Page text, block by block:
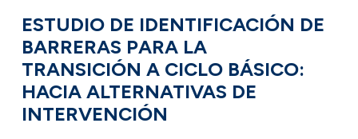
ESTUDIO DE IDENTIFICACIÓN DE
BARRERAS PARA LA
TRANSICIÓN A CICLO BÁSICO:
HACIA ALTERNATIVAS DE
INTERVENCIÓN